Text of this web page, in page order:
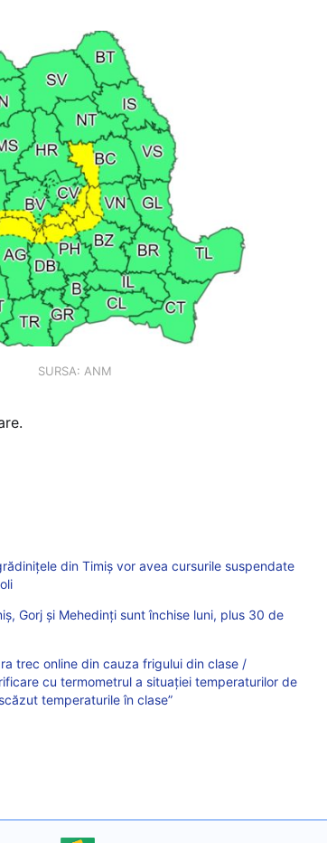
SURSA: ANM
din Timiș vor avea cursurile suspendate
Gorj și Mehedinți sunt închise luni, plus 30 de
trec online din cauza frigului din clase /
cu termometrul a situației temperaturilor de
temperaturile în clase”